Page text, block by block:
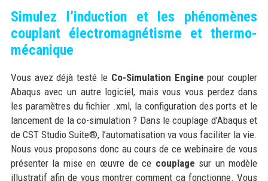
Simulez l’induction et les phénomènes
couplant électromagnétisme et thermo-
mécanique
Vous avez déjà testé le Co-Simulation Engine pour coupler
Abaqus avec un autre logiciel, mais vous vous perdez dans
les paramètres du fichier .xml, la configuration des ports et le
lancement de la co-simulation ? Dans le couplage d’Abaqus et
de CST Studio Suite®, l’automatisation va vous faciliter la vie.
Nous vous proposons donc au cours de ce webinaire de vous
présenter la mise en œuvre de ce couplage sur un modèle
illustratif afin de vous montrer comment ça fonctionne. Vous